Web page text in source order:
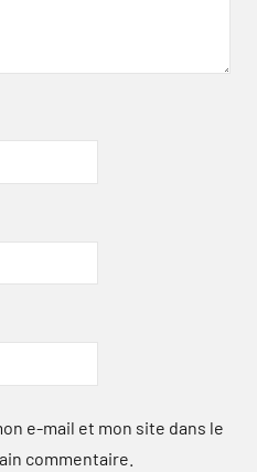
e-mail et mon site dans le
commentaire.